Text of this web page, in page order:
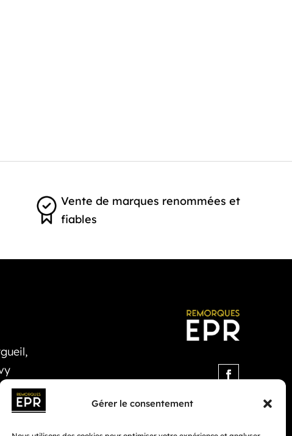
Gérer le consentement
Vente de marques renommées et
fiables